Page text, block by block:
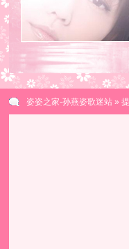
姿姿之家-孙燕姿歌迷站»